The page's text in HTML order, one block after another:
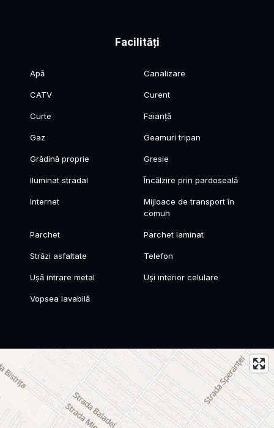
Facilități
Apă Canalizare
CATV Curent
Curte Faianță
Gaz Geamuri tripan
Grădină proprie Gresie
Iluminat stradal Încălzire prin pardoseală
Internet
Mijloace de transport în
comun
Parchet Parchet laminat
Străzi asfaltate Telefon
Ușă intrare metal Uși interior celulare
Vopsea lavabilă